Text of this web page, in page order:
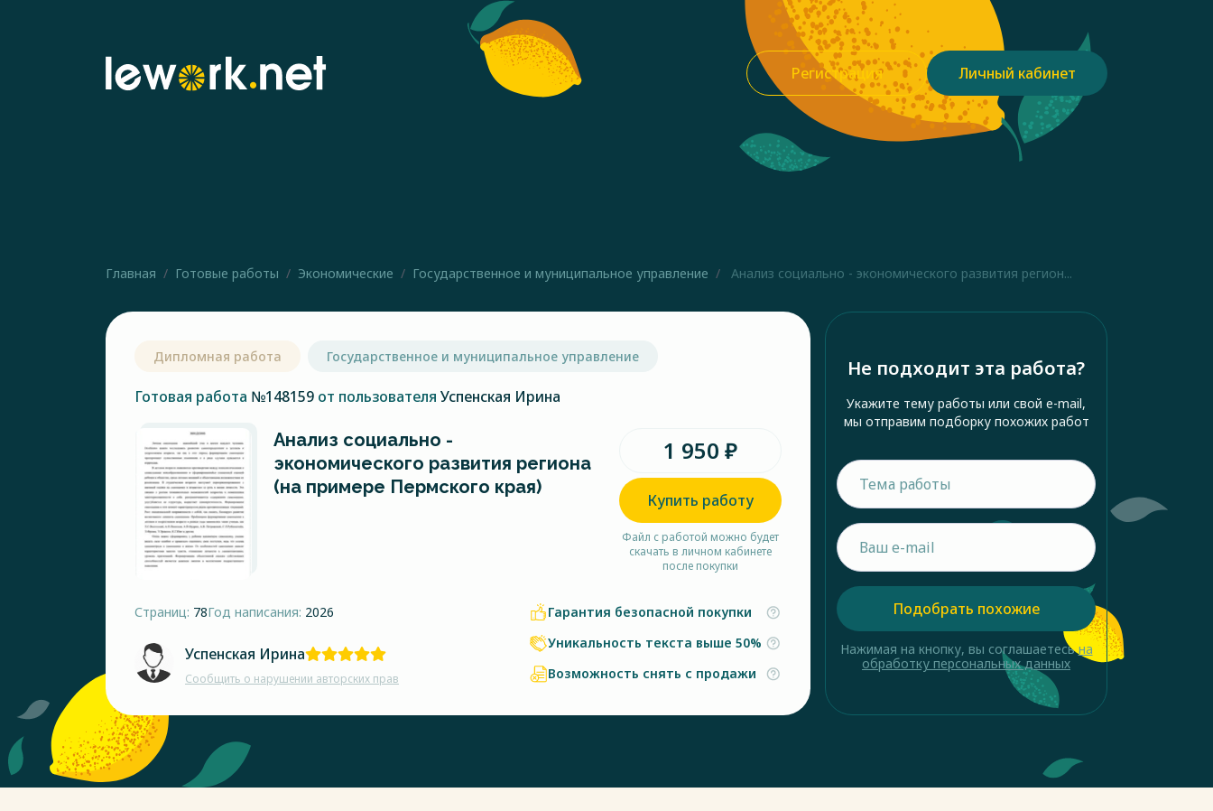
Регистрация Личный кабинет
Главная Готовые работы Экономические Государственное и муниципальное управление Анализ социально - экономического развития регион...
Дипломная работа Государственное и муниципальное управление
Готовая работа №148159 от пользователя Успенская Ирина
Анализ социально -
экономического развития региона
(на примере Пермского края)
1 950 ₽
Купить работу
Файл с работой можно будет
скачать в личном кабинете
после покупки
Страниц: 78Год написания: 2026
Успенская Ирина
Сообщить о нарушении авторских прав
Гарантия безопасной покупки
Уникальность текста выше 50%
Возможность снять с продажи
Не подходит эта работа?
Укажите тему работы или свой e-mail,
мы отправим подборку похожих работ
Подобрать похожие
Нажимая на кнопку, вы соглашаетесьна
обработку персональных данных